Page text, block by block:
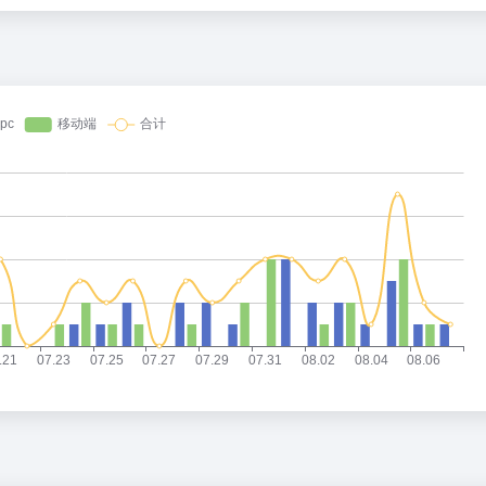
关权重信息，可以点击"5118数据 ""爱站数据 ""Chinaz数据
，更多网站价值评估因素如：Notion的访问速度、搜索引擎
要还是需要根据您自身的需求以及需要，一些确切的数据则
！
特别声明
性和完整性，同时，对于该外部链接的指向，不由技术导航实际控制